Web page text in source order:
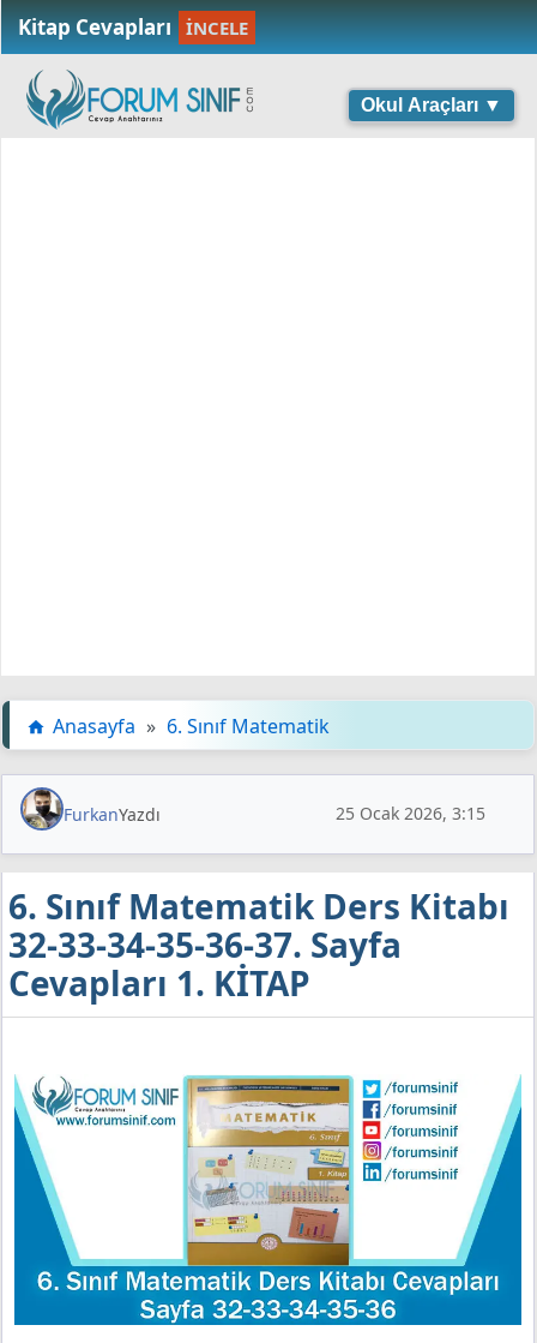
Kitap Cevapları İNCELE
Okul Araçları ▼
Anasayfa » 6. Sınıf Matematik
FurkanYazdı 25 Ocak 2026, 3:15
6. Sınıf Matematik Ders Kitabı
32-33-34-35-36-37. Sayfa
Cevapları 1. KİTAP